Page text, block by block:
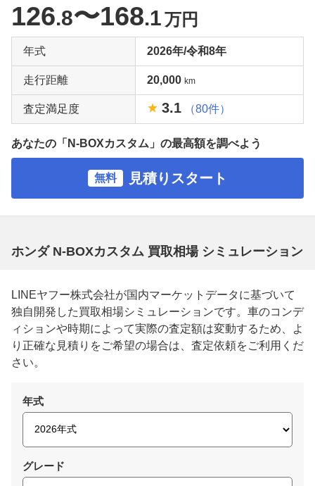
126.8〜168.1万円
年式 2026年/令和8年
走行距離 20,000 km
査定満足度 3.1 （80件）
あなたの「N-BOXカスタム」の最高額を調べよう
無料 見積りスタート
ホンダ N-BOXカスタム 買取相場 シミュレーション
LINEヤフー株式会社が国内マーケットデータに基づいて
独自開発した買取相場シミュレーションです。車のコンデ
ィションや時期によって実際の査定額は変動するため、よ
り正確な見積りをご希望の場合は、査定依頼をご利用くだ
さい。
年式
グレード